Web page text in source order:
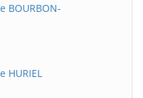
BOURBON-